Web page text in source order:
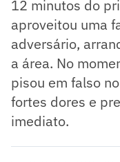
12 minutos do
aproveitou uma
adversário,
a área. No
pisou em falso
fortes dores e
imediato.